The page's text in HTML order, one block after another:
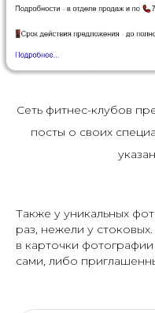
Сеть фитнес-клубов
посты о своих
Также у уникальных
раз, нежели у
в карточки
сами, либо